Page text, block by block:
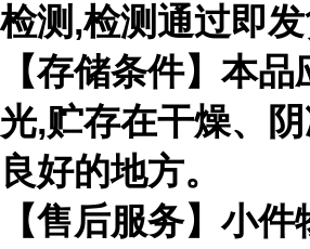
检测,检测通过即发
【存储条件】本
光,贮存在干燥、
良好的地方。
【售后服务】小